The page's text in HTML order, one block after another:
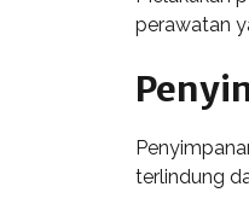
perawatan
terlindung